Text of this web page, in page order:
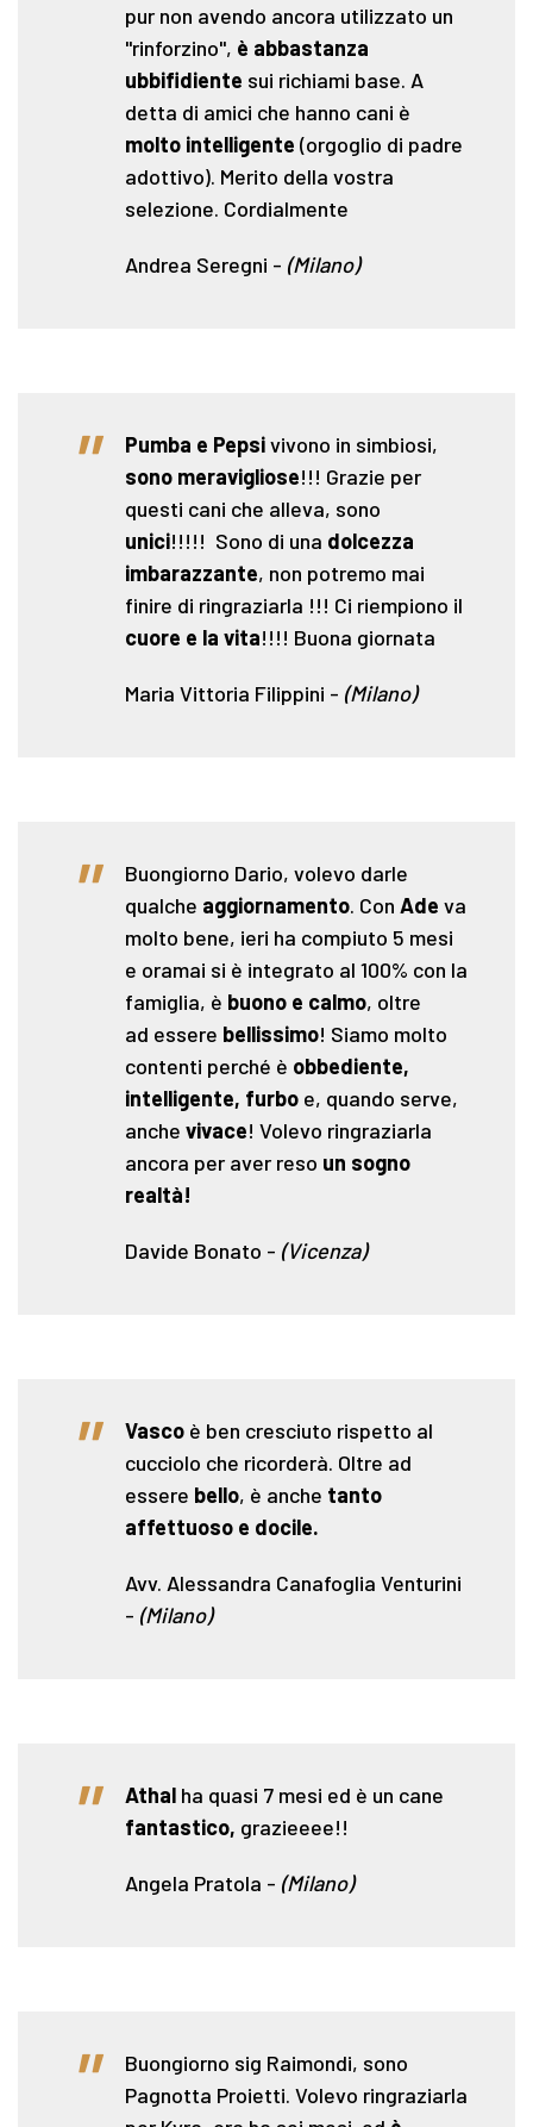
pur non avendo ancora utilizzato un
"rinforzino", è abbastanza
ubbifidiente sui richiami base. A
detta di amici che hanno cani è
molto intelligente (orgoglio di padre
adottivo). Merito della vostra
selezione. Cordialmente
Andrea Seregni - (Milano)
" Pumba e Pepsivivono in simbiosi,
sono meravigliose!!! Grazie per
questi cani che alleva, sono
unici!!!!! Sono di una dolcezza
imbarazzante, non potremo mai
finire di ringraziarla !!! Ci riempiono il
cuore e la vita!!!! Buona giornata
Maria Vittoria Filippini - (Milano)
"
Buongiorno Dario, volevo darle
qualche aggiornamento. Con Ade va
molto bene, ieri ha compiuto 5 mesi
e oramai si è integrato al 100% con la
famiglia, è buono e calmo, oltre
ad essere bellissimo! Siamo molto
contenti perché è obbediente,
intelligente, furbo e, quando serve,
anche vivace! Volevo ringraziarla
ancora per aver reso un sogno
realtà!
Davide Bonato - (Vicenza)
" Vasco è ben cresciuto rispetto al
cucciolo che ricorderà. Oltre ad
essere bello, è anche tanto
affettuoso e docile.
Avv. Alessandra Canafoglia Venturini
- (Milano)
" Athal ha quasi 7 mesi ed è un cane
fantastico, grazieeee!!
Angela Pratola - (Milano)
"
Buongiorno sig Raimondi, sono
Pagnotta Proietti. Volevo ringraziarla